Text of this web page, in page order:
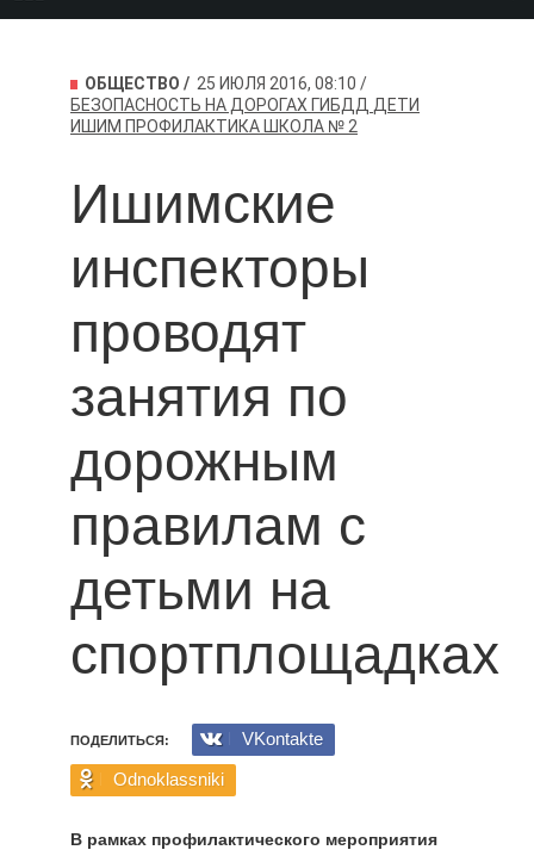
ОБЩЕСТВО
25 ИЮЛЯ 2016, 08:10
БЕЗОПАСНОСТЬ НА ДОРОГАХ ГИБДД ДЕТИ
ИШИМ ПРОФИЛАКТИКА ШКОЛА № 2
Ишимские
инспекторы
проводят
занятия по
дорожным
правилам с
детьми на
спортплощадках
ПОДЕЛИТЬСЯ:
VKontakte
Odnoklassniki
В рамках профилактического мероприятия